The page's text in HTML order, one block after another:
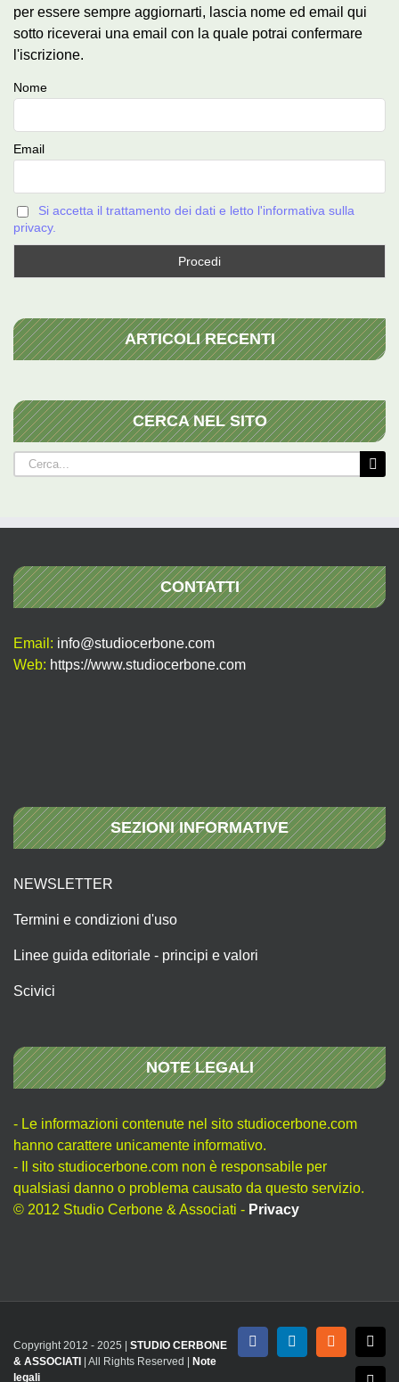
per essere sempre aggiornarti, lascia nome ed email qui
sotto riceverai una email con la quale potrai confermare
l'iscrizione.
Nome
Email
Si accetta il trattamento dei dati e letto l'informativa sulla
privacy.
ARTICOLI RECENTI
CERCA NEL SITO
Cerca
per:
CONTATTI
Email: info@studiocerbone.com
Web: https://www.studiocerbone.com
SEZIONI INFORMATIVE
NEWSLETTER
Termini e condizioni d'uso
Linee guida editoriale - principi e valori
Scivici
NOTE LEGALI
- Le informazioni contenute nel sito studiocerbone.com
hanno carattere unicamente informativo.
- Il sito studiocerbone.com non è responsabile per
qualsiasi danno o problema causato da questo servizio.
© 2012 Studio Cerbone & Associati - Privacy
Copyright 2012 - 2025 | STUDIO CERBONE
& ASSOCIATI | All Rights Reserved | Note
legali
FacebookLinkedInRss X